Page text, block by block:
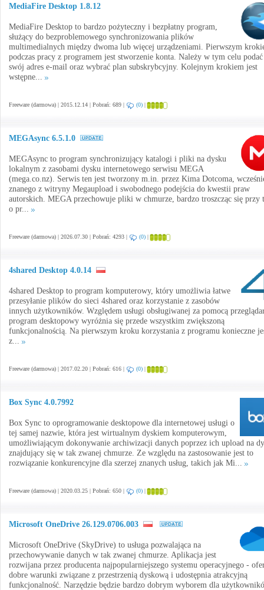
MediaFire Desktop 1.8.12
MediaFire Desktop to bardzo pożyteczny i bezpłatny program,
służący do bezproblemowego synchronizowania plików
multimedialnych między dwoma lub więcej urządzeniami. Pierwszym
podczas pracy z programem jest stworzenie konta. Należy w tym celu podać
swój adres e-mail oraz wybrać plan subskrybcyjny. Kolejnym krokiem jest
wstępne...
Freeware (darmowa) | 2015.12.14 | Pobrań: 689 | (0) |
MEGAsync 6.5.1.0
MEGAsync to program synchronizujący katalogi i pliki na dysku
lokalnym z zasobami dysku internetowego serwisu MEGA
(mega.co.nz). Serwis ten jest tworzony m.in. przez Kima Dotcoma,
znanego z witryny Megaupload i swobodnego podejścia do kwestii praw
autorskich. MEGA przechowuje pliki w chmurze, bardzo troszcząc się przy
o pr...
Freeware (darmowa) | 2026.07.30 | Pobrań: 4293 | (0) |
4shared Desktop 4.0.14
4shared Desktop to program komputerowy, który umożliwia łatwe
przesyłanie plików do sieci 4shared oraz korzystanie z zasobów
innych użytkowników. Względem usługi obsługiwanej za pomocą
program desktopowy wyróżnia się przede wszystkim zwiększoną
funkcjonalnością. Na pierwszym kroku korzystania z programu konieczne
z...
Freeware (darmowa) | 2017.02.20 | Pobrań: 616 | (0) |
Box Sync 4.0.7992
Box Sync to oprogramowanie desktopowe dla internetowej usługi o
tej samej nazwie, która jest wirtualnym dyskiem komputerowym,
umożliwiającym dokonywanie archiwizacji danych poprzez ich upload na
znajdujący się w tak zwanej chmurze. Ze względu na zastosowanie jest to
rozwiązanie konkurencyjne dla szerzej znanych usług, takich jak Mi...
Freeware (darmowa) | 2020.03.25 | Pobrań: 650 | (0) |
Microsoft OneDrive 26.129.0706.003
Microsoft OneDrive (SkyDrive) to usługa pozwalająca na
przechowywanie danych w tak zwanej chmurze. Aplikacja jest
rozwijana przez producenta najpopularniejszego systemu operacyjnego -
dobre warunki związane z przestrzenią dyskową i udostępnia atrakcyjną
funkcjonalność. Narzędzie będzie bardzo dobrym wyborem dla